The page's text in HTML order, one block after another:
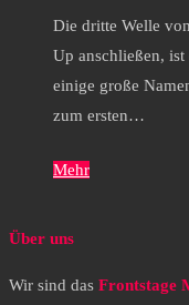
Die dritte Welle
Up anschließen,
einige große
zum ersten…
Mehr
Über uns
Wir sind das Frontstage